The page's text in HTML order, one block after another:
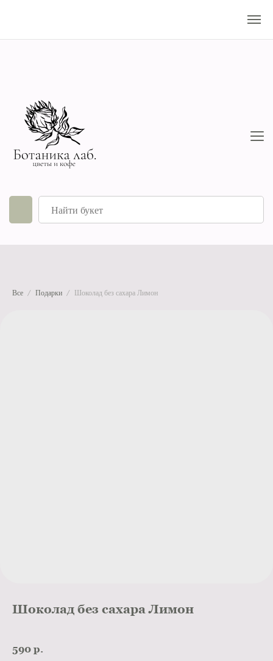
Все Подарки Шоколад без сахара Лимон
Шоколад без сахара Лимон
590 р.